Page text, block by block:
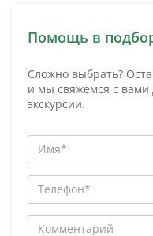
Помощь в
Сложно выбрать?
и мы свяжемся с вами
экскурсии.